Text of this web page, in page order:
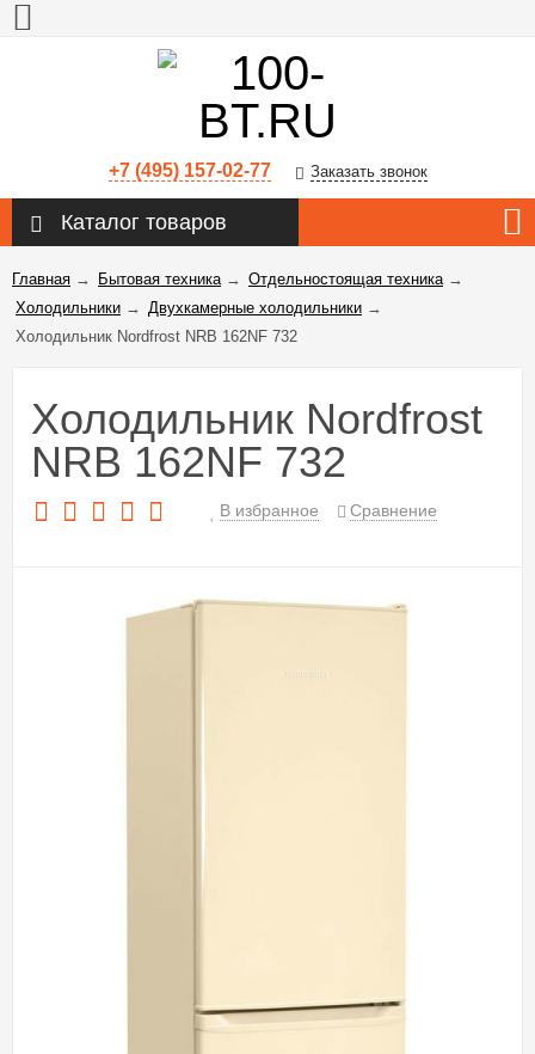
+7 (495) 157-02-77 Заказать звонок
Каталог товаров
Главная → Бытовая техника→ Отдельностоящая техника→
Холодильники → Двухкамерные холодильники →
Холодильник Nordfrost NRB 162NF 732
Холодильник Nordfrost
NRB 162NF 732
В избранное Сравнение